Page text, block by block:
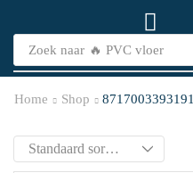
Zoek naar 🔥 PVC vloer
Home Shop 8717003393191